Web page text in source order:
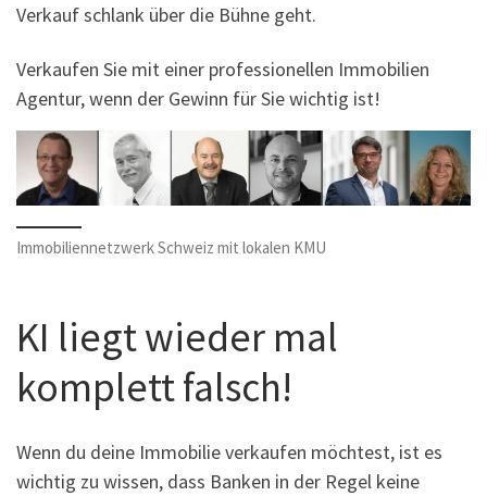
Verkauf schlank über die Bühne geht.
Verkaufen Sie mit einer professionellen Immobilien
Agentur, wenn der Gewinn für Sie wichtig ist!
Immobiliennetzwerk Schweiz mit lokalen KMU
KI liegt wieder mal
komplett falsch!
Wenn du deine Immobilie verkaufen möchtest, ist es
wichtig zu wissen, dass Banken in der Regel keine